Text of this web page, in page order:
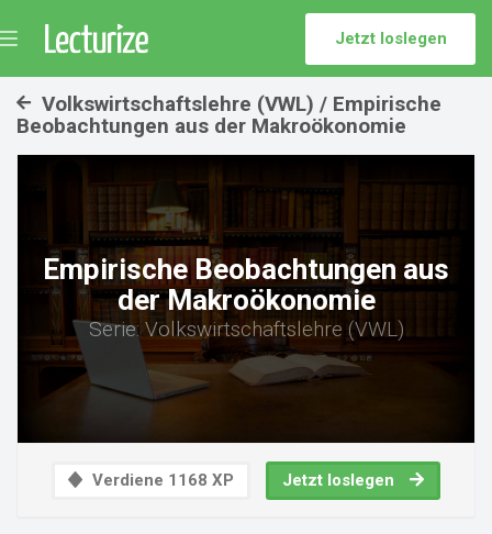
Jetzt loslegen
Volkswirtschaftslehre (VWL) / Empirische
Beobachtungen aus der Makroökonomie
Empirische Beobachtungen aus
der Makroökonomie
Serie: Volkswirtschaftslehre (VWL)
Verdiene 1168 XP Jetzt loslegen